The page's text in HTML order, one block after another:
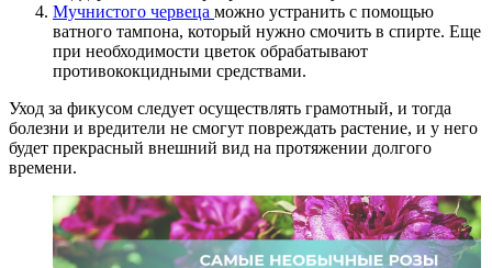
Мучнистого червеца можно устранить с помощью
ватного тампона, который нужно смочить в спирте. Еще
при необходимости цветок обрабатывают
противококцидными средствами.
Уход за фикусом следует осуществлять грамотный, и тогда
болезни и вредители не смогут повреждать растение, и у него
будет прекрасный внешний вид на протяжении долгого
времени.